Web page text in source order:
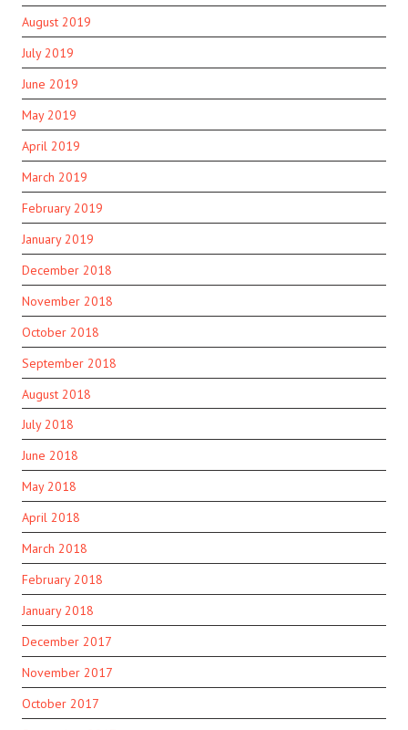
August 2019
July 2019
June 2019
May 2019
April 2019
March 2019
February 2019
January 2019
December 2018
November 2018
October 2018
September 2018
August 2018
July 2018
June 2018
May 2018
April 2018
March 2018
February 2018
January 2018
December 2017
November 2017
October 2017